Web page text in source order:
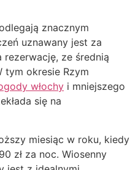
znacznym
uznawany jest za
ze średnią
tym okresie Rzym
włochy i mniejszego
się na
miesiąc w roku, kiedy
zł za noc. Wiosenny